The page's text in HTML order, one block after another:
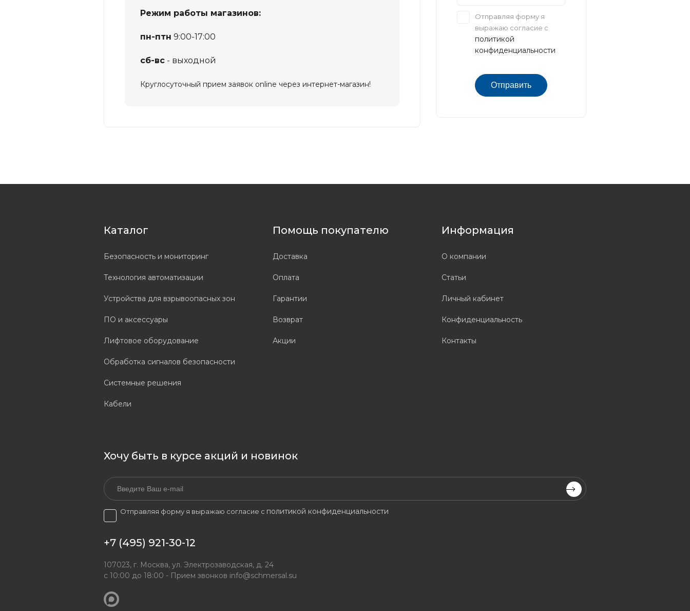
Режим работы магазинов:
пн-птн 9:00-17:00
сб-вс - выходной
Круглосуточный прием заявок online через интернет-магазин!
Отправляя форму я
выражаю согласие с
политикой
конфиденциальности
Каталог
Безопасность и мониторинг
Технология автоматизации
Устройства для взрывоопасных зон
ПО и аксессуары
Лифтовое оборудование
Обработка сигналов безопасности
Системные решения
Кабели
Помощь покупателю
Доставка
Оплата
Гарантии
Возврат
Акции
Информация
О компании
Статьи
Личный кабинет
Конфиденциальность
Контакты
Хочу быть в курсе акций и новинок
Отправляя форму я выражаю согласие с политикой конфиденциальности
+7 (495) 921-30-12
107023, г. Москва, ул. Электрозаводская, д. 24
с 10:00 до 18:00 - Прием звонков info@schmersal.su